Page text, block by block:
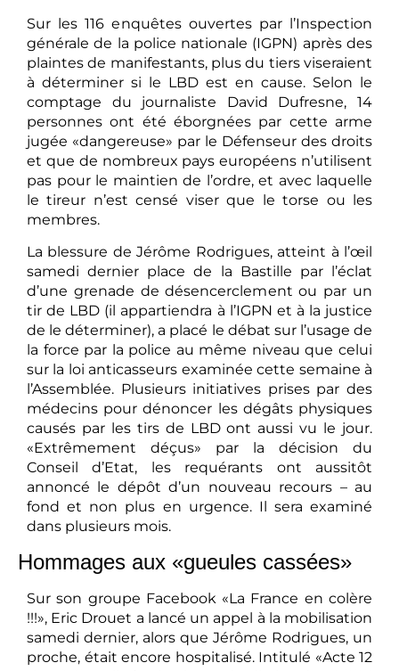
Sur les 116 enquêtes ouvertes par l’Inspection
générale de la police nationale (IGPN) après des
plaintes de manifestants, plus du tiers viseraient
à déterminer si le LBD est en cause. Selon le
comptage du journaliste David Dufresne, 14
personnes ont été éborgnées par cette arme
jugée «dangereuse» par le Défenseur des droits
et que de nombreux pays européens n’utilisent
pas pour le maintien de l’ordre, et avec laquelle
le tireur n’est censé viser que le torse ou les
membres.
La blessure de Jérôme Rodrigues, atteint à l’œil
samedi dernier place de la Bastille par l’éclat
d’une grenade de désencerclement ou par un
tir de LBD (il appartiendra à l’IGPN et à la justice
de le déterminer), a placé le débat sur l’usage de
la force par la police au même niveau que celui
sur la loi anticasseurs examinée cette semaine à
l’Assemblée. Plusieurs initiatives prises par des
médecins pour dénoncer les dégâts physiques
causés par les tirs de LBD ont aussi vu le jour.
«Extrêmement déçus» par la décision du
Conseil d’Etat, les requérants ont aussitôt
annoncé le dépôt d’un nouveau recours – au
fond et non plus en urgence. Il sera examiné
dans plusieurs mois.
Hommages aux «gueules cassées»
Sur son groupe Facebook «La France en colère
!!!», Eric Drouet a lancé un appel à la mobilisation
samedi dernier, alors que Jérôme Rodrigues, un
proche, était encore hospitalisé. Intitulé «Acte 12